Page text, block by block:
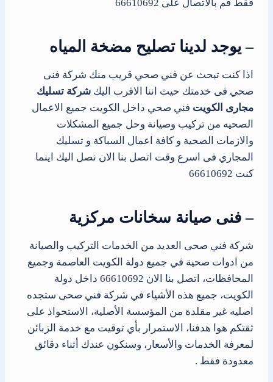
فقط قم بالاتصال على 66610692
– يوجد لدينا تصليح مضخة المياه
اذا كنت تبحث عن فني صحي قريب منك شركة فنى
صحي فى خدمتك حيث اننا الاقرب اليك شركة تسليك
مجارى الكويت فني صحي داخل الكويت جميع الاعمال
الصحيه من تركيب وصيانة وحل جميع المشكلات
والازمات الصحية و كافة اعمال السباكة و تسليك
المجاري فى اسرع وقت اتصل بنا الان نصل اليك اينما
كنت 66610692
– فنى صيانة سخانات مركزية
شركة فني صحى العديد من الخدمات التركيب والصيانة
من ادوات صحية في جميع دولة الكويت العاصمة وجميع
المحافظات، اتصل بنا الان 66610692 داخل دولة
الكويت، جميع هذه الأشياء في شركة فني صحى ستجده
اصليه غير مقلدة من المؤسسة الأصلية، الاستحواذ على
ثقتكم هوا هدفنا، الاستمرار بأي توقيت مع خدمة الزبائن
لمعرفة الخدمات والأسعار، وسنكون عندك أثناء دقائق
معدودة فقط .